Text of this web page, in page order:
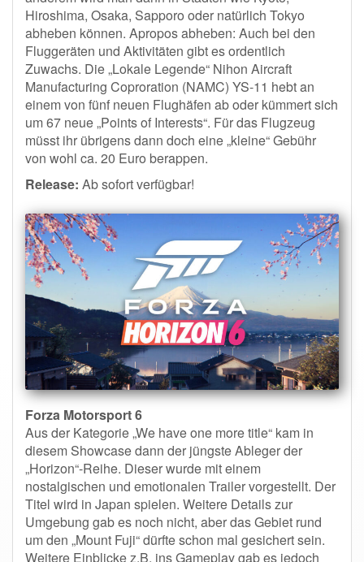
Hiroshima, Osaka, Sapporo oder natürlich Tokyo
abheben können. Apropos abheben: Auch bei den
Fluggeräten und Aktivitäten gibt es ordentlich
Zuwachs. Die „Lokale Legende“ Nihon Aircraft
Manufacturing Coproration (NAMC) YS-11 hebt an
einem von fünf neuen Flughäfen ab oder kümmert sich
um 67 neue „Points of Interests“. Für das Flugzeug
müsst ihr übrigens dann doch eine „kleine“ Gebühr
von wohl ca. 20 Euro berappen.
Release: Ab sofort verfügbar!
Forza Motorsport 6
Aus der Kategorie „We have one more title“ kam in
diesem Showcase dann der jüngste Ableger der
„Horizon“-Reihe. Dieser wurde mit einem
nostalgischen und emotionalen Trailer vorgestellt. Der
Titel wird in Japan spielen. Weitere Details zur
Umgebung gab es noch nicht, aber das Gebiet rund
um den „Mount Fuji“ dürfte schon mal gesichert sein.
Weitere Einblicke z.B. ins Gameplay gab es jedoch